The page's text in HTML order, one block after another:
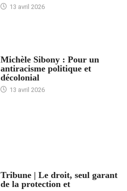
13 avril 2026
Michèle Sibony : Pour un
antiracisme politique et
décolonial
13 avril 2026
Tribune | Le droit, seul garant
de la protection et